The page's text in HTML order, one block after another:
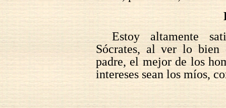
Estoy altamente
Sócrates, al ver lo bien
padre, el mejor de los
intereses sean los míos,